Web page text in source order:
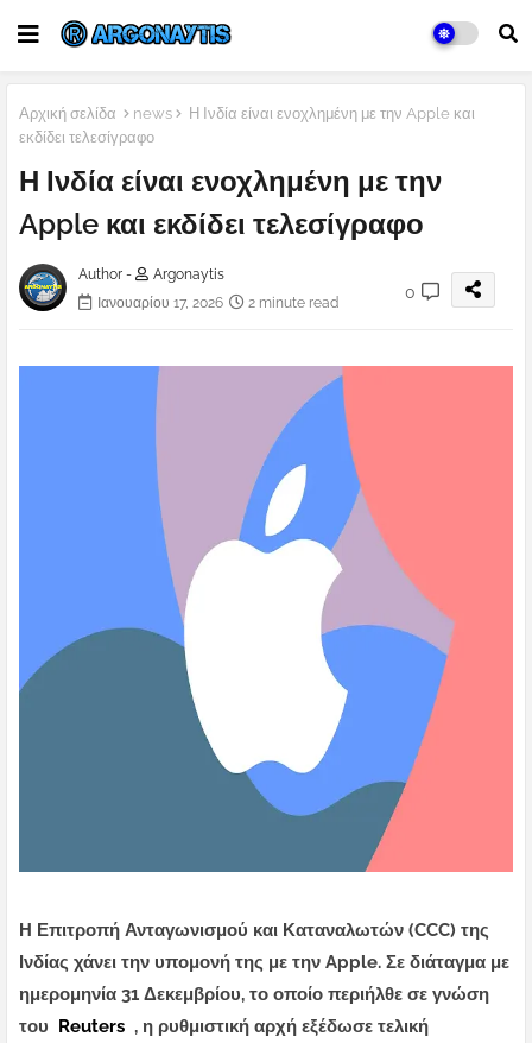
Αρχική σελίδα news
Η Ινδία είναι ενοχλημένη με την Apple και
εκδίδει τελεσίγραφο
Η Ινδία είναι ενοχλημένη με την
Apple και εκδίδει τελεσίγραφο
Author -
Argonaytis
Ιανουαρίου 17, 2026
2 minute read
0
Η Επιτροπή Ανταγωνισμού και Καταναλωτών (CCC) της
Ινδίας χάνει την υπομονή της με την Apple. Σε διάταγμα με
ημερομηνία 31 Δεκεμβρίου, το οποίο περιήλθε σε γνώση
του Reuters , η ρυθμιστική αρχή εξέδωσε τελική